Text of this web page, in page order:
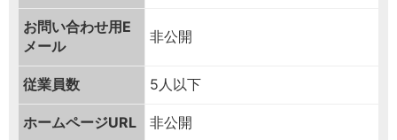
お問い合わせ用 E
メール
非公開
従業員数 5人以下
ホームページURL 非公開